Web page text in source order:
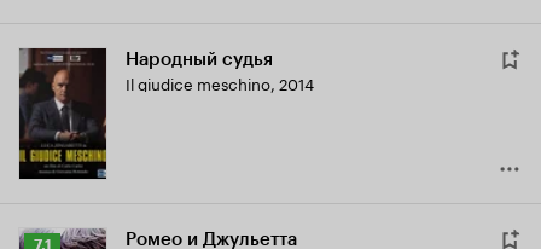
Народный судья
Il giudice meschino, 2014
Рейтинг
7.1 Ромео и Джульетта